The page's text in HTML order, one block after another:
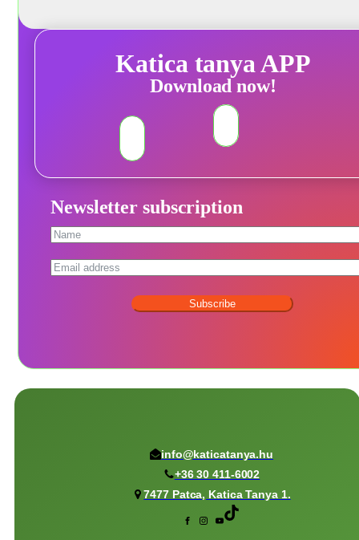
Katica tanya APP
Download now!
Newsletter subscription
Subscribe
info@katicatanya.hu
+36 30 411-6002
7477 Patca, Katica Tanya 1.